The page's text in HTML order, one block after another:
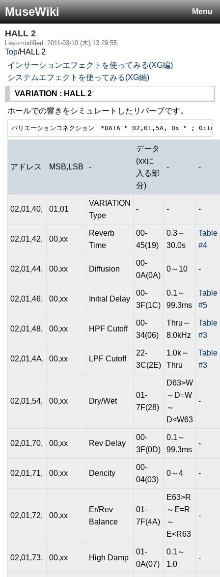
Menu
MuseWiki
HALL 2
Last-modified: 2011-03-10 (木) 13:29:55
Top/HALL 2
インサーションエフェクトを使ってみる(XG編)
システムエフェクトを使ってみる(XG編)
VARIATION : HALL 2†
ホールでの響きをシミュレートしたリバーブです。
バリエーションコネクション　*DATA " 02,01,5A, 0x " ;
アドレス MSB,LSB -
データ
(xxに
入る部
分)
- -
02,01,40, 01,01
VARIATION
Type
- - -
02,01,42, 00,xx
Reverb
Time
00-
45(19)
0.3～
30.0s
Table
#4
02,01,44, 00,xx Diffusion
00-
0A(0A)
0～10 -
02,01,46, 00,xx Initial Delay
00-
3F(1C)
0.1～
99.3ms
Table
#5
02,01,48, 00,xx HPF Cutoff
00-
34(06)
Thru～
8.0kHz
Table
#3
02,01,4A, 00,xx LPF Cutoff
22-
3C(2E)
1.0k～
Thru
Table
#3
02,01,54, 00,xx Dry/Wet
01-
7F(28)
D63>W
～D=W
～
D<W63
-
02,01,70, 00,xx Rev Delay
00-
3F(0D)
0.1～
99.3ms
-
02,01,71, 00,xx Dencity
00-
04(03)
0～4 -
02,01,72, 00,xx
Er/Rev
Balance
01-
7F(4A)
E63>R
～E=R
～
E<R63
-
02,01,73, 00,xx High Damp
01-
0A(07)
0.1～
1.0
-